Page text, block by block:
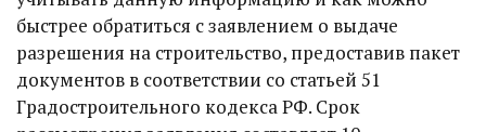
быстрее обратиться с заявлением о выдаче
разрешения на строительство, предоставив пакет
документов в соответствии со статьей 51
Градостроительного кодекса РФ. Срок